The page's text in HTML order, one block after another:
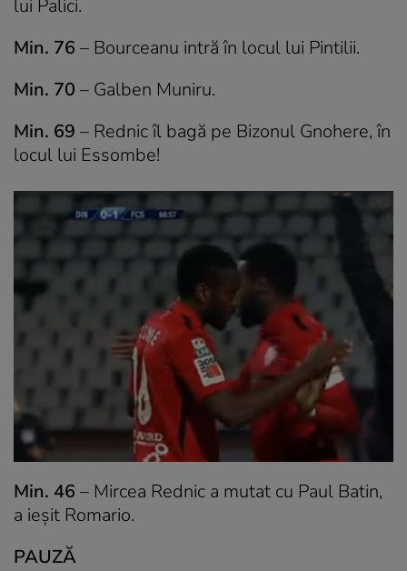
lui Palici.
Min. 76 – Bourceanu intră în locul lui Pintilii.
Min. 70 – Galben Muniru.
Min. 69 – Rednic îl bagă pe Bizonul Gnohere, în
locul lui Essombe!
Min. 46 – Mircea Rednic a mutat cu Paul Batin,
a ieșit Romario.
PAUZĂ